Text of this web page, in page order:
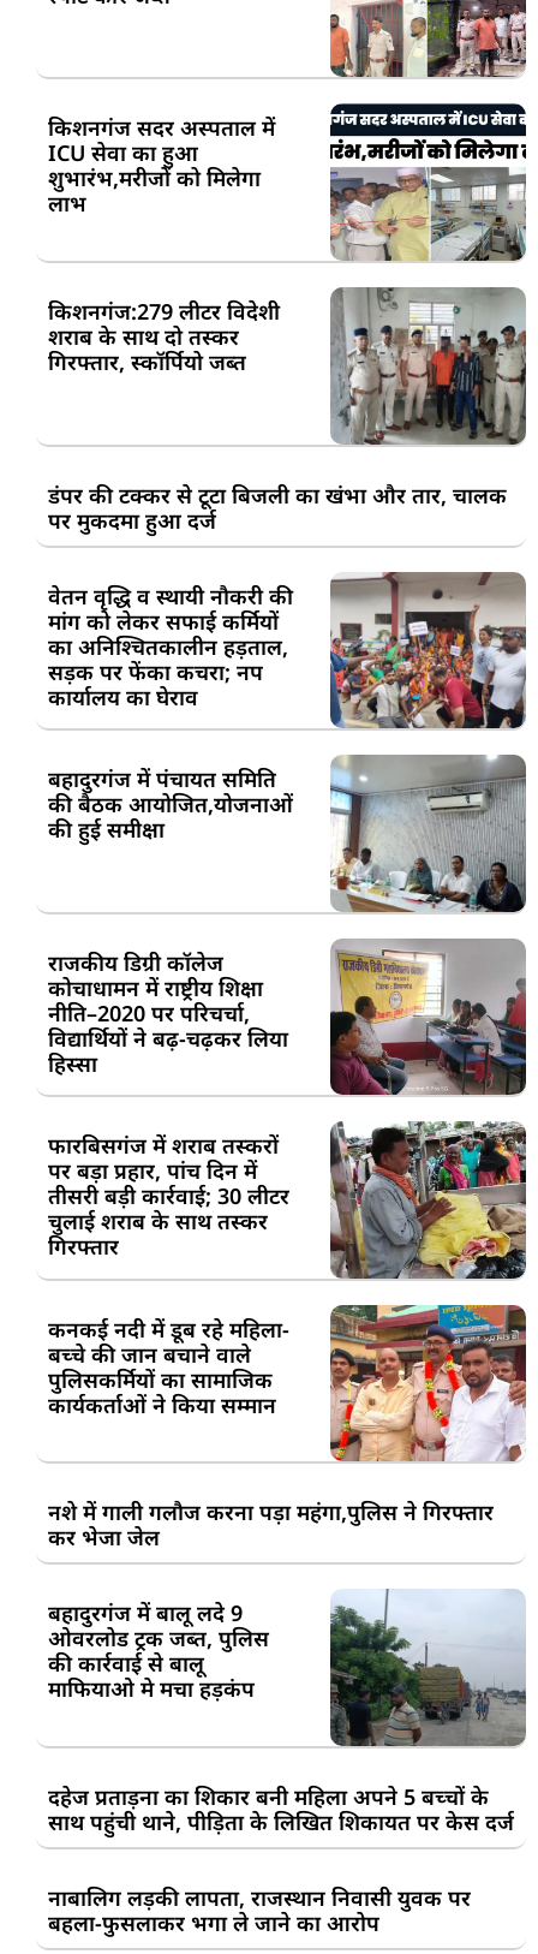
किशनगंज सदर अस्पताल में
ICU सेवा का हुआ
शुभारंभ,मरीजों को मिलेगा
लाभ
किशनगंज:279 लीटर विदेशी
शराब के साथ दो तस्कर
गिरफ्तार, स्कॉर्पियो जब्त
डंपर की टक्कर से टूटा बिजली का खंभा और तार, चालक
पर मुकदमा हुआ दर्ज
वेतन वृद्धि व स्थायी नौकरी की
मांग को लेकर सफाई कर्मियों
का अनिश्चितकालीन हड़ताल,
सड़क पर फेंका कचरा; नप
कार्यालय का घेराव
बहादुरगंज में पंचायत समिति
की बैठक आयोजित,योजनाओं
की हुई समीक्षा
राजकीय डिग्री कॉलेज
कोचाधामन में राष्ट्रीय शिक्षा
नीति–2020 पर परिचर्चा,
विद्यार्थियों ने बढ़-चढ़कर लिया
हिस्सा
फारबिसगंज में शराब तस्करों
पर बड़ा प्रहार, पांच दिन में
तीसरी बड़ी कार्रवाई; 30 लीटर
चुलाई शराब के साथ तस्कर
गिरफ्तार
कनकई नदी में डूब रहे महिला-
बच्चे की जान बचाने वाले
पुलिसकर्मियों का सामाजिक
कार्यकर्ताओं ने किया सम्मान
नशे में गाली गलौज करना पड़ा महंगा,पुलिस ने गिरफ्तार
कर भेजा जेल
बहादुरगंज में बालू लदे 9
ओवरलोड ट्रक जब्त, पुलिस
की कार्रवाई से बालू
माफियाओ मे मचा हड़कंप
दहेज प्रताड़ना का शिकार बनी महिला अपने 5 बच्चों के
साथ पहुंची थाने, पीड़िता के लिखित शिकायत पर केस दर्ज
नाबालिग लड़की लापता, राजस्थान निवासी युवक पर
बहला-फुसलाकर भगा ले जाने का आरोप